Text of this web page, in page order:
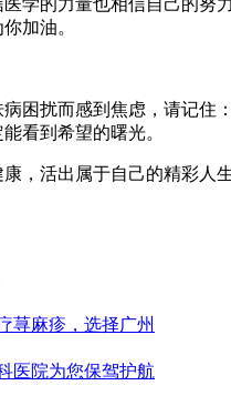
加油。
困扰而感到焦虑，请记
看到希望的曙光。
，活出属于自己的精彩人生
荨麻疹，选择广州
医院为您保驾护航